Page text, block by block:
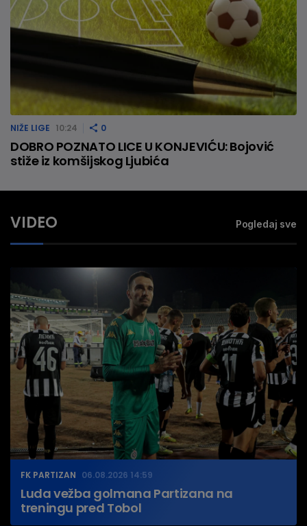
NIŽE LIGE 10:24 0
DOBRO POZNATO LICE U KONJEVIĆU: Bojović
stiže iz komšijskog Ljubića
VIDEO Pogledaj sve
FK PARTIZAN 06.08.2026 14:59
Luda vežba golmana Partizana na
treningu pred Tobol